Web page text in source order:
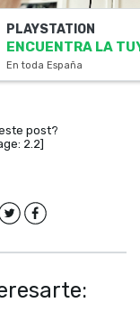
PLAYSTATION
ENCUENTRA LA
En toda España
post?
2.2]